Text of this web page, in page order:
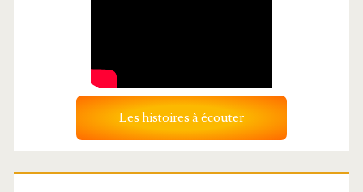
Les histoires à écouter